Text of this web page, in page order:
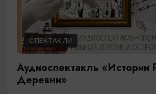
СПЕКТАКЛИ
Аудиоспектакль «Истории
Деревни»